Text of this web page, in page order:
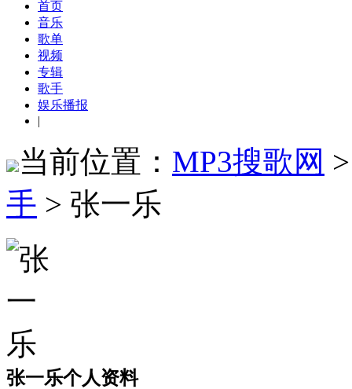
首页
音乐
歌单
视频
专辑
歌手
娱乐播报
|
当前位置： MP3搜歌网
手 > 张一乐
张一乐个人资料